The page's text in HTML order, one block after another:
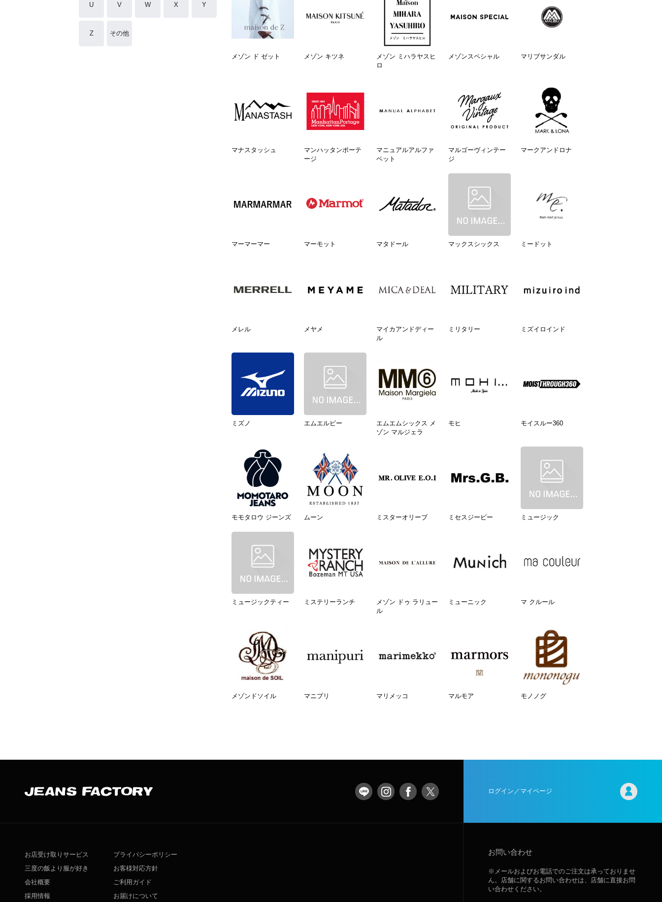
U V W X Y
Z その他
メゾン ド ゼット メゾン キツネ
メゾン ミハラヤスヒ
ロ
メゾンスペシャル マリブサンダル
マナスタッシュ
マンハッタンポーテ
ージ
マニュアルアルファ
ベット
マルゴーヴィンテー
ジ
マークアンドロナ
マーマーマー マーモット マタドール マックスシックス ミードット
メレル メヤメ
マイカアンドディー
ル
ミリタリー ミズイロインド
ミズノ エムエルビー
エムエムシックス メ
ゾン マルジェラ
モヒ モイスルー360
モモタロウ ジーンズ ムーン ミスターオリーブ ミセスジービー ミュージック
ミュージックティー ミステリーランチ
メゾン ドゥ ラリュー
ル
ミューニック マ クルール
メゾンドソイル マニプリ マリメッコ マルモア モノノグ
ログイン／マイページ
お店受け取りサービス
三度の飯より服が好き
会社概要
採用情報
プライバシーポリシー
お客様対応方針
ご利用ガイド
お届けについて
お問い合わせ
※メールおよびお電話でのご注文は承っておりませ
ん。店舗に関するお問い合わせは、店舗に直接お問
い合わせください。